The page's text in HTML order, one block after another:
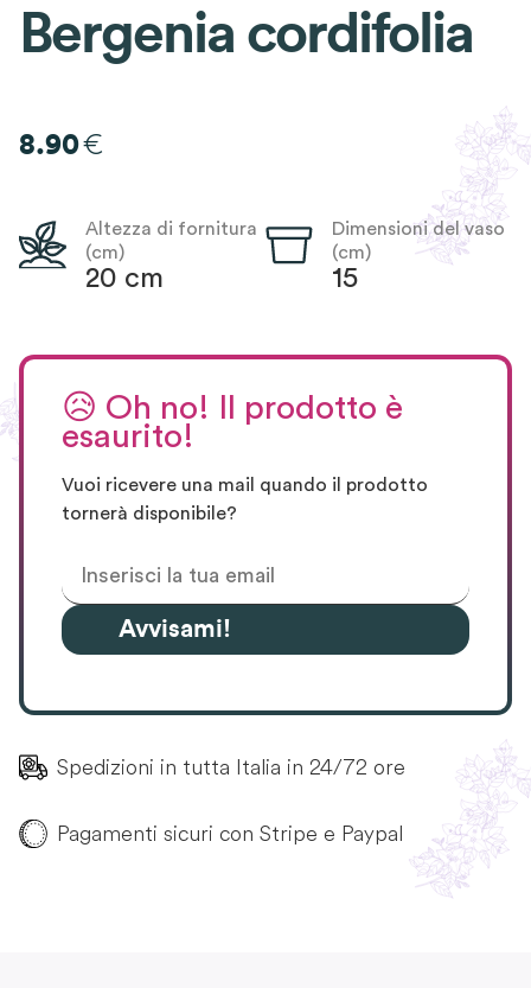
Bergenia cordifolia
8.90€
Altezza di fornitura
(cm)
20 cm
Dimensioni del vaso
(cm)
15
😥 Oh no! Il prodotto è
esaurito!
Vuoi ricevere una mail quando il prodotto
tornerà disponibile?
Avvisami!
Spedizioni in tutta Italia in 24/72 ore
Pagamenti sicuri con Stripe e Paypal